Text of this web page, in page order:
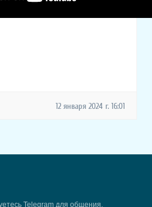
12 января 2024 г. 16:01
Telegram для общения.